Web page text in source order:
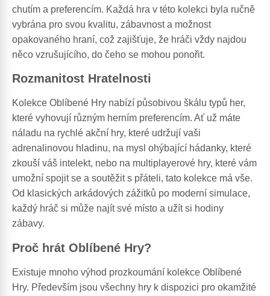
chutím a preferencím. Každá hra v této kolekci byla ručně
vybrána pro svou kvalitu, zábavnost a možnost
opakovaného hraní, což zajišťuje, že hráči vždy najdou
něco vzrušujícího, do čeho se mohou ponořit.
Rozmanitost Hratelnosti
Kolekce Oblíbené Hry nabízí působivou škálu typů her,
které vyhovují různým herním preferencím. Ať už máte
náladu na rychlé akční hry, které udržují vaši
adrenalinovou hladinu, na mysl ohýbající hádanky, které
zkouší váš intelekt, nebo na multiplayerové hry, které vám
umožní spojit se a soutěžit s přáteli, tato kolekce má vše.
Od klasických arkádových zážitků po moderní simulace,
každý hráč si může najít své místo a užít si hodiny
zábavy.
Proč hrát Oblíbené Hry?
Existuje mnoho výhod prozkoumání kolekce Oblíbené
Hry. Především jsou všechny hry k dispozici pro okamžité